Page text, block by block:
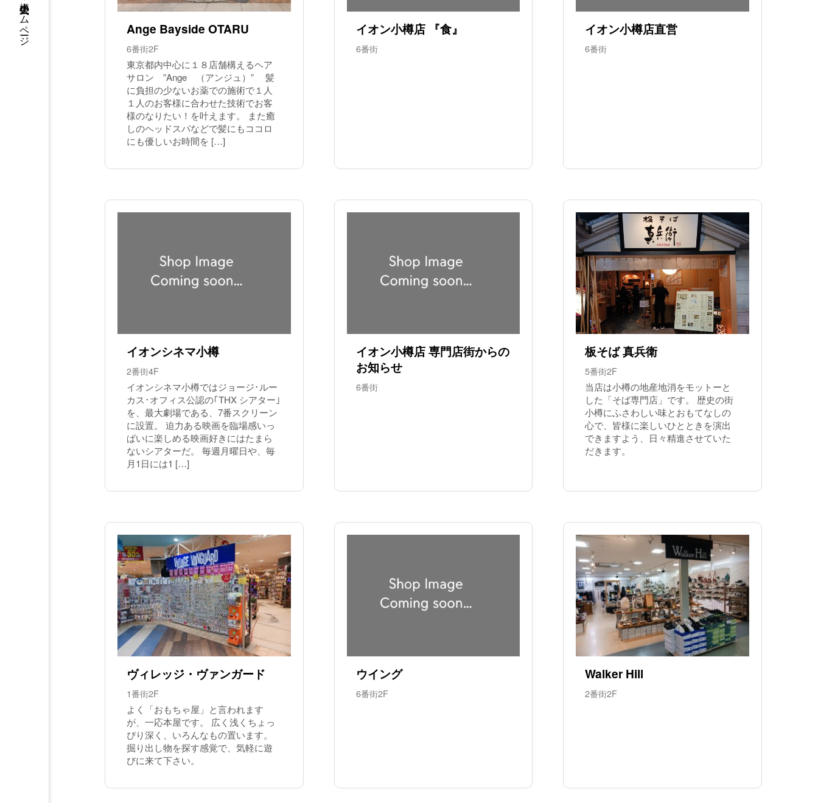
Ange Bayside OTARU
6番街2F
東京都内中心に１８店舗構えるヘア
サロン ”Ange （アンジュ）” 髪
に負担の少ないお薬での施術で１人
１人のお客様に合わせた技術でお客
様のなりたい！を叶えます。 また癒
しのヘッドスパなどで髪にもココロ
にも優しいお時間を […]
イオン小樽店 『食』
6番街
イオン小樽店直営
6番街
イオンシネマ小樽
2番街4F
イオンシネマ小樽ではジョージ･ルー
カス･オフィス公認の｢THX シアター｣
を、最大劇場である、7番スクリーン
に設置。 迫力ある映画を臨場感いっ
ぱいに楽しめる映画好きにはたまら
ないシアターだ。 毎週月曜日や、毎
月1日には1 […]
イオン小樽店 専門店街からの
お知らせ
6番街
板そば 真兵衛
5番街2F
当店は小樽の地産地消をモットーと
した「そば専門店」です。 歴史の街
小樽にふさわしい味とおもてなしの
心で、皆様に楽しいひとときを演出
できますよう、日々精進させていた
だきます。
ヴィレッジ・ヴァンガード
1番街2F
よく「おもちゃ屋」と言われます
が、一応本屋です。 広く浅くちょっ
ぴり深く、いろんなもの置います。
掘り出し物を探す感覚で、気軽に遊
びに来て下さい。
ウイング
6番街2F
Walker Hill
2番街2F